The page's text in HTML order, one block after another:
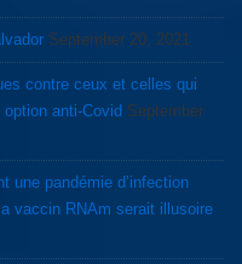
September 20, 2021
contre ceux et celles qui
anti-Covid September
une pandémie d’infection
vaccin RNAm serait illusoire